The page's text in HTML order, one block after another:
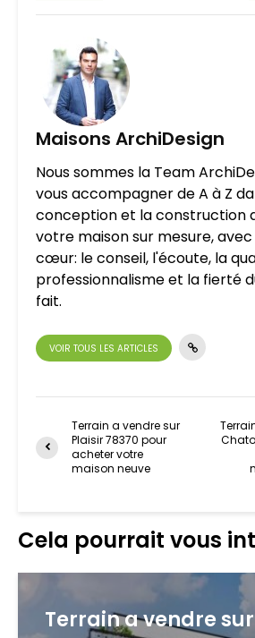
Maisons ArchiDesign
Nous sommes la Team
vous accompagner de A à Z
conception et la construction
votre maison sur mesure,
cœur: le conseil, l'écoute, la
professionnalisme et la fierté
fait.
VOIR TOUS LES ARTICLES
Terrain a vendre sur
Plaisir 78370 pour
acheter votre
maison neuve
Cela pourrait vous
Terrain a vendre sur